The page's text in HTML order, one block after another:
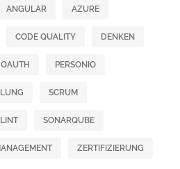
ANGULAR AZURE
CODE QUALITY DENKEN
OAUTH PERSONIO
SCRUM
SONARQUBE
ZERTIFIZIERUNG